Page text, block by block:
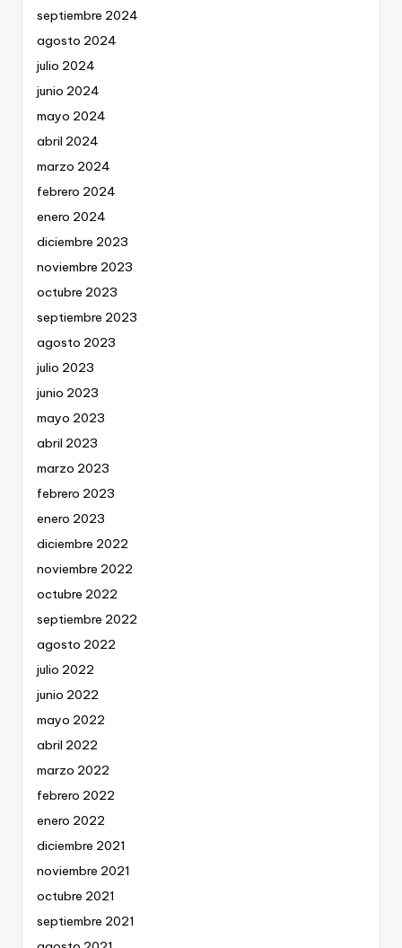
septiembre 2024
agosto 2024
julio 2024
junio 2024
mayo 2024
abril 2024
marzo 2024
febrero 2024
enero 2024
diciembre 2023
noviembre 2023
octubre 2023
septiembre 2023
agosto 2023
julio 2023
junio 2023
mayo 2023
abril 2023
marzo 2023
febrero 2023
enero 2023
diciembre 2022
noviembre 2022
octubre 2022
septiembre 2022
agosto 2022
julio 2022
junio 2022
mayo 2022
abril 2022
marzo 2022
febrero 2022
enero 2022
diciembre 2021
noviembre 2021
octubre 2021
septiembre 2021